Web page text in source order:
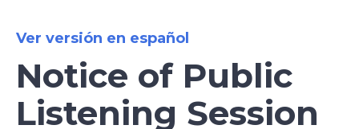
Ver versión en español
Notice of Public
Listening Session